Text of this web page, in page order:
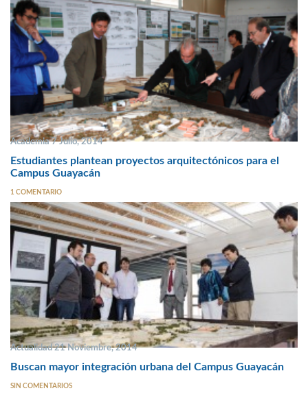
Academia 7 Julio, 2014
Estudiantes plantean proyectos arquitectónicos para el
Campus Guayacán
1 COMENTARIO
Actualidad 21 Noviembre, 2014
Buscan mayor integración urbana del Campus Guayacán
SIN COMENTARIOS